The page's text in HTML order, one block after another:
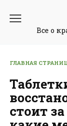
содержанию
Все о
ГЛАВНАЯ
стоит